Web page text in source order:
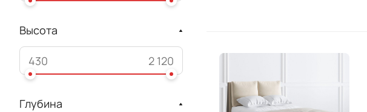
Высота
Глубина